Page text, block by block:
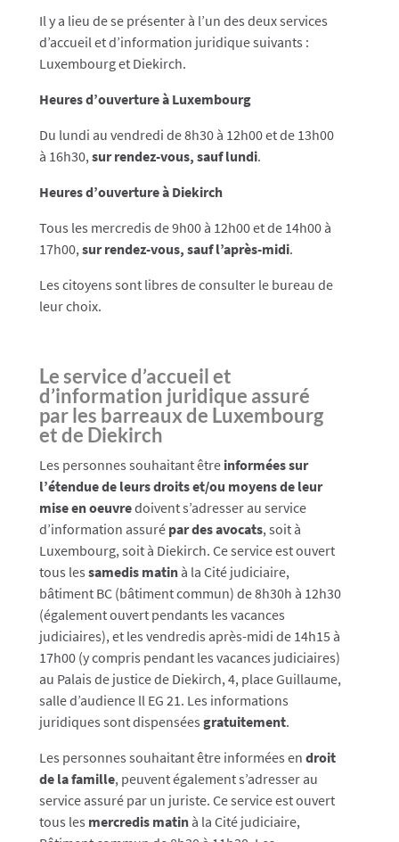
Il y a lieu de se présenter à l’un des deux services
d’accueil et d’information juridique suivants :
Luxembourg et Diekirch.
Heures d’ouverture à Luxembourg
Du lundi au vendredi de 8h30 à 12h00 et de 13h00
à 16h30,sur rendez-vous, sauf lundi.
Heures d’ouverture à Diekirch
Tous les mercredis de 9h00 à 12h00 et de 14h00 à
17h00,sur rendez-vous, sauf l’après-midi.
Les citoyens sont libres de consulter le bureau de
leur choix.
Le service d’accueil et
d’information juridique assuré
par les barreaux de Luxembourg
et de Diekirch
Les personnes souhaitant être informées sur
l’étendue de leurs droits et/ou moyens de leur
mise en oeuvredoivent s’adresser au service
d’information assuré par des avocats, soit à
Luxembourg, soit à Diekirch. Ce service est ouvert
tous les samedis matinà la Cité judiciaire,
bâtiment BC (bâtiment commun) de 8h30h à 12h30
(également ouvert pendants les vacances
judiciaires), et les vendredis après-midi de 14h15 à
17h00 (y compris pendant les vacances judiciaires)
au Palais de justice de Diekirch, 4, place Guillaume,
salle d’audience ll EG 21. Les informations
juridiques sont dispensées gratuitement.
Les personnes souhaitant être informées en droit
de la famille, peuvent également s’adresser au
service assuré par un juriste. Ce service est ouvert
tous les mercredis matinà la Cité judiciaire,